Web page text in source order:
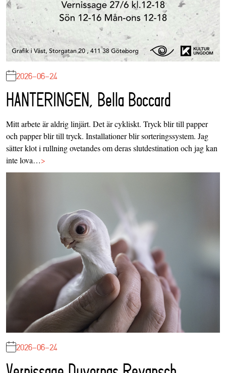
2026-06-24
HANTERINGEN, Bella Boccard
Mitt arbete är aldrig linjärt. Det är cykliskt. Tryck blir till papper
och papper blir till tryck. Installationer blir sorteringssystem. Jag
sätter klot i rullning ovetandes om deras slutdestination och jag kan
inte lova…>
2026-06-24